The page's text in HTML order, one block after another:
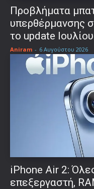
Προβλήματα
υπερθέρμανσης
το update Ιουλίου
Aniram - 6 Αυγούστου 2026
iPhone Air 2:
επεξεργαστή,